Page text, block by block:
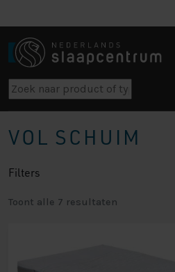
VOL SCHUIM
Filters
Toont alle 7 resultaten